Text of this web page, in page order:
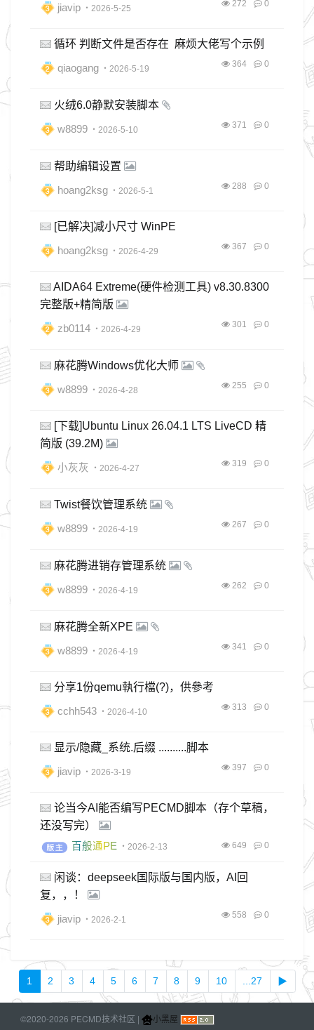
jiavip ・2026-5-25 272 0
循环 判断文件是否存在 麻烦大佬写个示例
qiaogang ・2026-5-19 364 0
火绒6.0静默安装脚本
w8899 ・2026-5-10 371 0
帮助编辑设置
hoang2ksg ・2026-5-1 288 0
[已解决]减小尺寸 WinPE
hoang2ksg ・2026-4-29 367 0
AIDA64 Extreme(硬件检测工具) v8.30.8300
完整版+精简版
zb0114 ・2026-4-29 301 0
麻花腾Windows优化大师
w8899 ・2026-4-28 255 0
[下载]Ubuntu Linux 26.04.1 LTS LiveCD 精
简版 (39.2M)
小灰灰 ・2026-4-27 319 0
Twist餐饮管理系统
w8899 ・2026-4-19 267 0
麻花腾进销存管理系统
w8899 ・2026-4-19 262 0
麻花腾全新XPE
w8899 ・2026-4-19 341 0
分享1份qemu執行檔(?)，供參考
cchh543 ・2026-4-10 313 0
显示/隐藏_系统.后缀 ..........脚本
jiavip ・2026-3-19 397 0
论当今AI能否编写PECMD脚本（存个草稿，
还没写完）
百般通PE ・2026-2-13 649 0
闲谈：deepseek国际版与国内版，AI回
复，，！
jiavip ・2026-2-1 558 0
1 2 3 4 5 6 7 8 9 10 ...27 ▶
©2020-2026 PECMD技术社区 | 小黑屋